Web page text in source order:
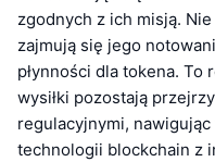
zgodnych z ich misją.
zajmują się jego
płynności dla tokena.
wysiłki pozostają
regulacyjnymi,
technologii blockchain z